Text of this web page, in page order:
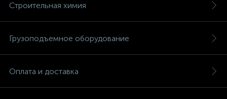
Строительная химия
Грузоподъемное оборудование
Оплата и доставка